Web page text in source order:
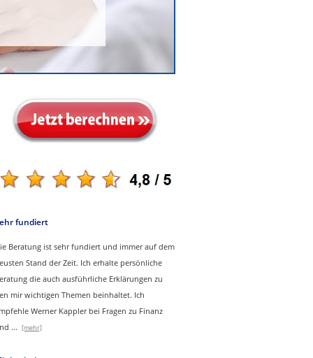
fundiert
Beratung ist sehr fundiert und immer auf dem
Stand der Zeit. Ich erhalte persönliche
die auch ausführliche Erklärungen zu
mir wichtigen Themen beinhaltet. Ich
Werner Kappler bei Fragen zu Finanz
... [mehr]